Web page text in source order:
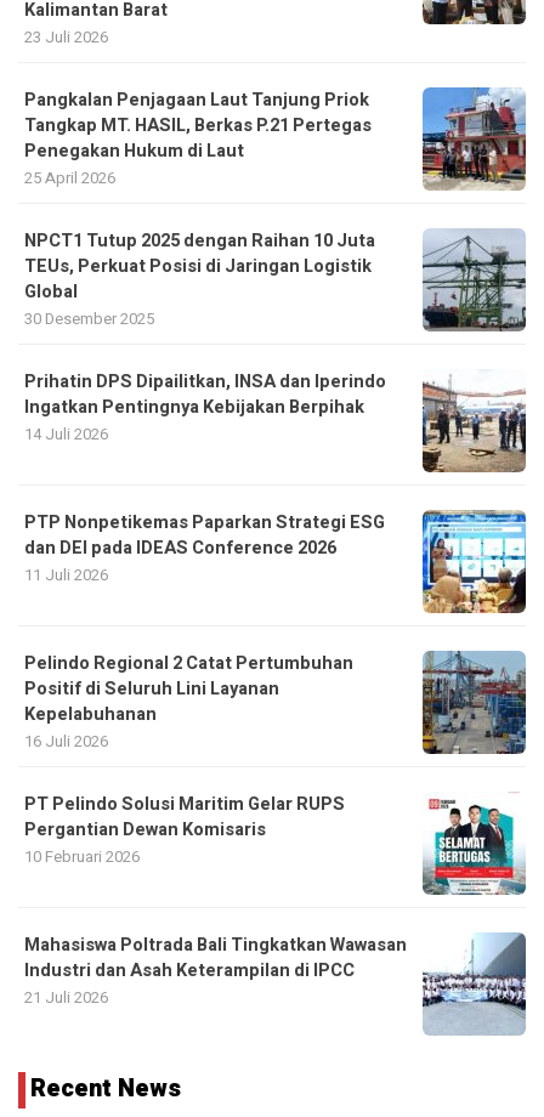
Kalimantan Barat
23 Juli 2026
Pangkalan Penjagaan Laut Tanjung Priok
Tangkap MT. HASIL, Berkas P.21 Pertegas
Penegakan Hukum di Laut
25 April 2026
NPCT1 Tutup 2025 dengan Raihan 10 Juta
TEUs, Perkuat Posisi di Jaringan Logistik
Global
30 Desember 2025
Prihatin DPS Dipailitkan, INSA dan Iperindo
Ingatkan Pentingnya Kebijakan Berpihak
14 Juli 2026
PTP Nonpetikemas Paparkan Strategi ESG
dan DEI pada IDEAS Conference 2026
11 Juli 2026
Pelindo Regional 2 Catat Pertumbuhan
Positif di Seluruh Lini Layanan
Kepelabuhanan
16 Juli 2026
PT Pelindo Solusi Maritim Gelar RUPS
Pergantian Dewan Komisaris
10 Februari 2026
Mahasiswa Poltrada Bali Tingkatkan Wawasan
Industri dan Asah Keterampilan di IPCC
21 Juli 2026
Recent News